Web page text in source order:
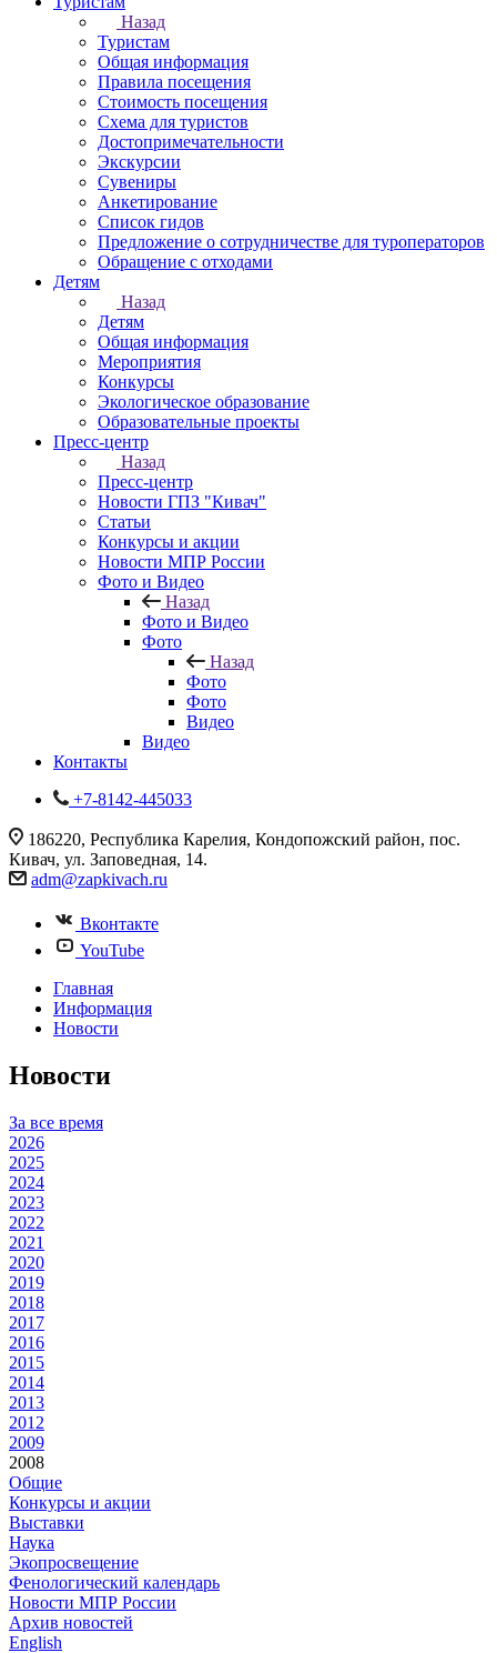
Назад
Туристам
Общая информация
Правила посещения
Стоимость посещения
Схема для туристов
Достопримечательности
Экскурсии
Сувениры
Анкетирование
Список гидов
Предложение о сотрудничестве для туроператоров
Обращение с отходами
Детям
Назад
Детям
Общая информация
Мероприятия
Конкурсы
Экологическое образование
Образовательные проекты
Пресс-центр
Назад
Пресс-центр
Новости ГПЗ "Кивач"
Статьи
Конкурсы и акции
Новости МПР России
Фото и Видео
Назад
Фото и Видео
Фото
Назад
Фото
Фото
Видео
Видео
Контакты
+7-8142-445033
186220, Республика Карелия, Кондопожский район, пос.
Кивач, ул. Заповедная, 14.
adm@zapkivach.ru
Вконтакте
YouTube
Главная
Информация
Новости
Новости
За все время
2026
2025
2024
2023
2022
2021
2020
2019
2018
2017
2016
2015
2014
2013
2012
2009
2008
Общие
Конкурсы и акции
Выставки
Наука
Экопросвещение
Фенологический календарь
Новости МПР России
Архив новостей
English